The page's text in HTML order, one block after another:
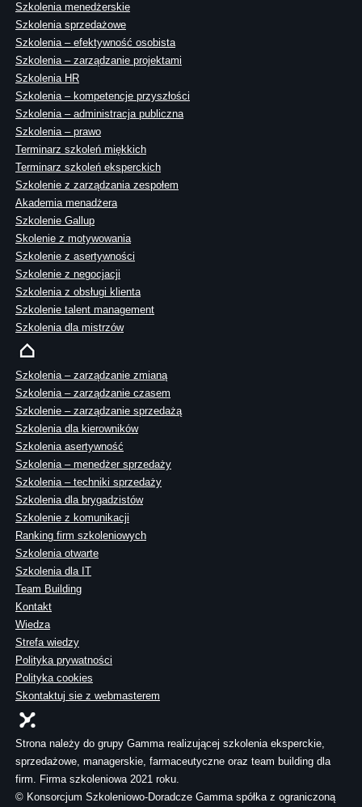
Szkolenia menedżerskie
Szkolenia sprzedażowe
Szkolenia – efektywność osobista
Szkolenia – zarządzanie projektami
Szkolenia HR
Szkolenia – kompetencje przyszłości
Szkolenia – administracja publiczna
Szkolenia – prawo
Terminarz szkoleń miękkich
Terminarz szkoleń eksperckich
Szkolenie z zarządzania zespołem
Akademia menadżera
Szkolenie Gallup
Skolenie z motywowania
Szkolenie z asertywności
Szkolenie z negocjacji
Szkolenia z obsługi klienta
Szkolenie talent management
Szkolenia dla mistrzów
Szkolenia – zarządzanie zmianą
Szkolenia – zarządzanie czasem
Szkolenie – zarządzanie sprzedażą
Szkolenia dla kierowników
Szkolenia asertywność
Szkolenia – menedżer sprzedaży
Szkolenia – techniki sprzedaży
Szkolenia dla brygadzistów
Szkolenie z komunikacji
Ranking firm szkoleniowych
Szkolenia otwarte
Szkolenia dla IT
Team Building
Kontakt
Wiedza
Strefa wiedzy
Polityka prywatności
Polityka cookies
Skontaktuj sie z webmasterem
Strona należy do grupy Gamma realizującej szkolenia eksperckie,
sprzedażowe, managerskie, farmaceutyczne oraz team building dla
firm. Firma szkoleniowa 2021 roku.
© Konsorcjum Szkoleniowo-Doradcze Gamma spółka z ograniczoną